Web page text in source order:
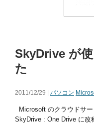
SkyDrive が
た
2011/12/29 | パソコン
Microsoft のクラウドサ
SkyDrive : One Drive に改